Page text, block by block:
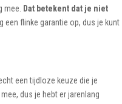
mee.
Dat betekent dat je niet
een flinke garantie op, dus je kunt
een tijdloze keuze die je
dus je hebt er jarenlang